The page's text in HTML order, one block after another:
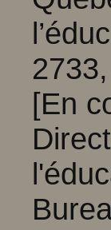
[En